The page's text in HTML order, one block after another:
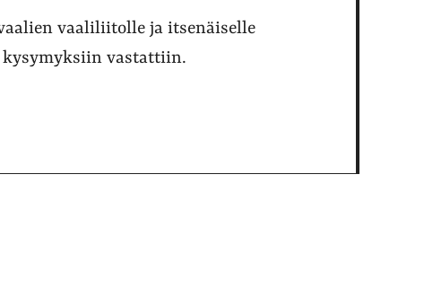
vaaliliitolle ja itsenäiselle
kysymyksiin vastattiin.